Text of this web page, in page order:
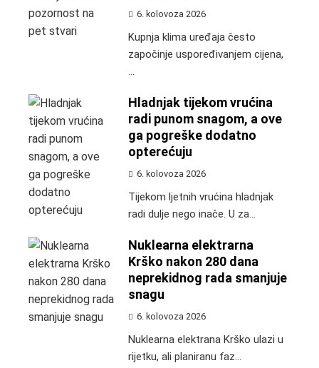
6. kolovoza 2026
Kupnja klima uređaja često
započinje uspoređivanjem cijena,
Hladnjak tijekom vrućina
radi punom snagom, a ove
ga pogreške dodatno
opterećuju
6. kolovoza 2026
Tijekom ljetnih vrućina hladnjak
radi dulje nego inače. U za...
Nuklearna elektrarna
Krško nakon 280 dana
neprekidnog rada smanjuje
snagu
6. kolovoza 2026
Nuklearna elektrana Krško ulazi u
rijetku, ali planiranu faz...